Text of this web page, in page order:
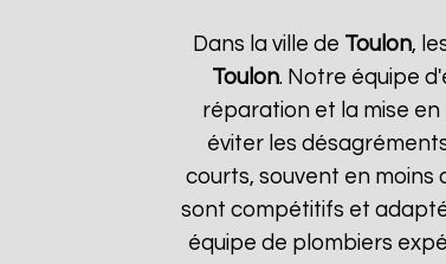
Dans la ville de Toulon,
Toulon. Notre équipe
réparation et la mise
éviter les
courts, souvent en
sont compétitifs et
équipe de plombiers